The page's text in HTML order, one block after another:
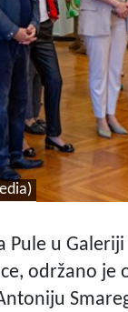
Pule u
održano